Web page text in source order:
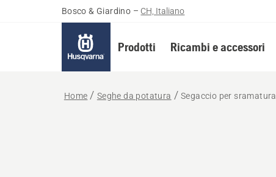
Bosco & Giardino – CH, Italiano
Prodotti Ricambi e accessori
Home Seghe da potatura Segaccio per sramatura